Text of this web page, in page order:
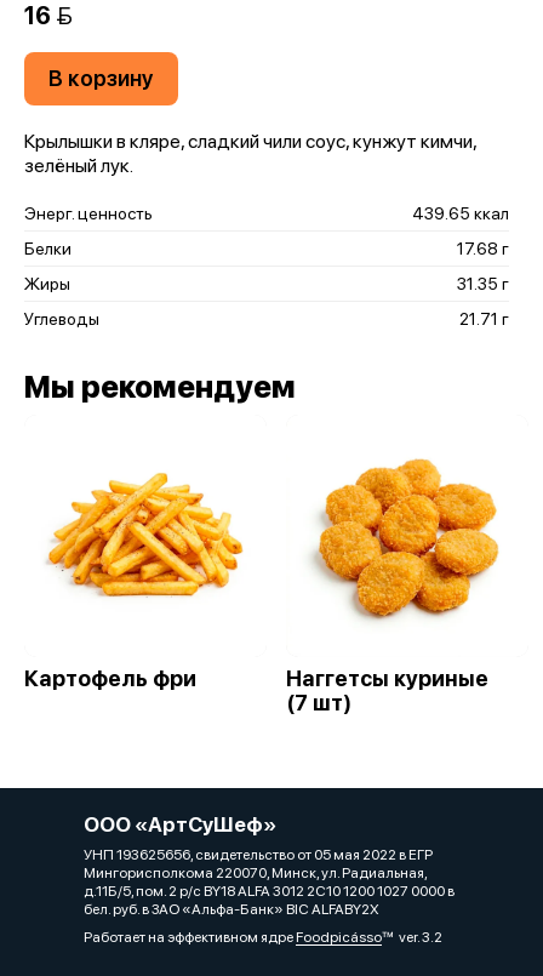
16 
В корзину
Крылышки в кляре, сладкий чили соус, кунжут кимчи,
зелёный лук.
Энерг. ценность
439.65 ккал
Белки
17.68 г
Жиры
31.35 г
Углеводы
21.71 г
Мы рекомендуем
Картофель фри
Наггетсы куриные
(7 шт)
ООО «АртСуШеф»
УНП 193625656, свидетельство от 05 мая 2022 в ЕГР
Мингорисполкома 220070, Минск, ул. Радиальная,
д.11Б/5, пом. 2 р/с BY18 ALFA 3012 2C10 1200 1027 0000 в
бел. руб. в ЗАО «Альфа-Банк» BIC ALFABY2X
Работает на эффективном ядреFoodpicássover. 3.2